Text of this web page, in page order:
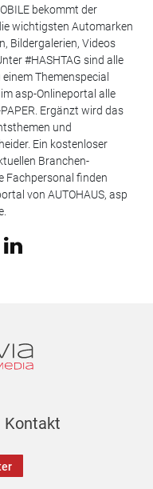
bekommt der
wichtigsten Automarken
Bildergalerien, Videos
#HASHTAG sind alle
Themenspecial
asp-Onlineportal alle
Ergänzt wird das
und
Ein kostenloser
Branchen-
Fachpersonal finden
von AUTOHAUS, asp
Kontakt